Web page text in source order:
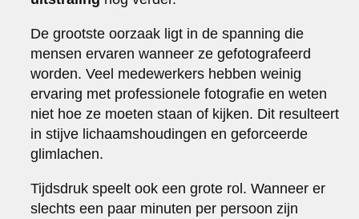
De grootste oorzaak ligt in de spanning die
mensen ervaren wanneer ze gefotografeerd
worden. Veel medewerkers hebben weinig
ervaring met professionele fotografie en weten
niet hoe ze moeten staan of kijken. Dit resulteert
in stijve lichaamshoudingen en geforceerde
glimlachen.
Tijdsdruk speelt ook een grote rol. Wanneer er
slechts een paar minuten per persoon zijn